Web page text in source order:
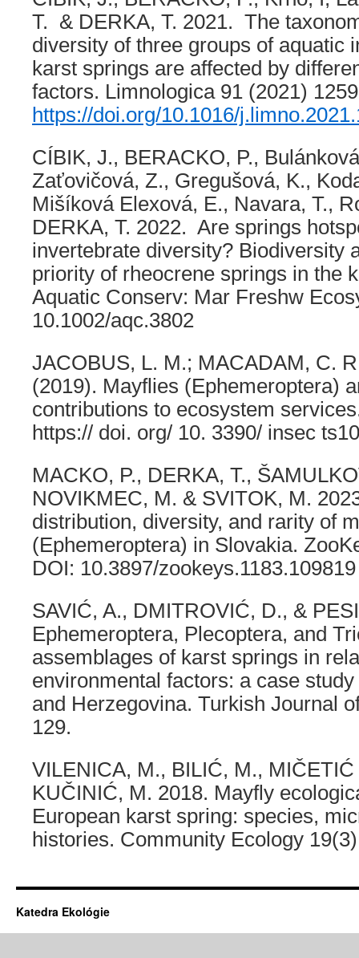
T. & DERKA, T. 2021. The
diversity of three groups of aquatic
karst springs are affected by
factors. Limnologica 91 (2021)
https://doi.org/10.1016/
CÍBIK, J., BERACKO, P.,
Zaťovičová, Z., Gregušová, K.,
Mišíková Elexová, E., Navara, T.,
DERKA, T. 2022. Are springs
invertebrate diversity? Biodiversity
priority of rheocrene springs in the
Aquatic Conserv: Mar Freshw
10.1002/aqc.3802
JACOBUS, L. M.; MACADAM, C.
(2019). Mayflies (Ephemeroptera)
contributions to ecosystem
https:// doi. org/ 10. 3390/ insec
MACKO, P., DERKA, T.,
NOVIKMEC, M. & SVITOK, M.
distribution, diversity, and rarity of
(Ephemeroptera) in Slovakia.
DOI: 10.3897/zookeys.1183.109819
SAVIĆ, A., DMITROVIĆ, D., &
Ephemeroptera, Plecoptera, and
assemblages of karst springs in
environmental factors: a case
and Herzegovina. Turkish Journal
129.
VILENICA, M., BILIĆ, M.,
KUČINIĆ, M. 2018. Mayfly
European karst spring: species,
histories. Community Ecology
Katedra Ekológie